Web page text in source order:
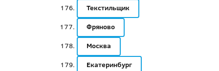
Текстильщик
Фряново
Москва
Екатеринбург